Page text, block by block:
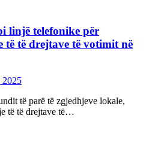
linjë telefonike për
të të drejtave të votimit në
2025
të parë të zgjedhjeve lokale,
të të drejtave të…